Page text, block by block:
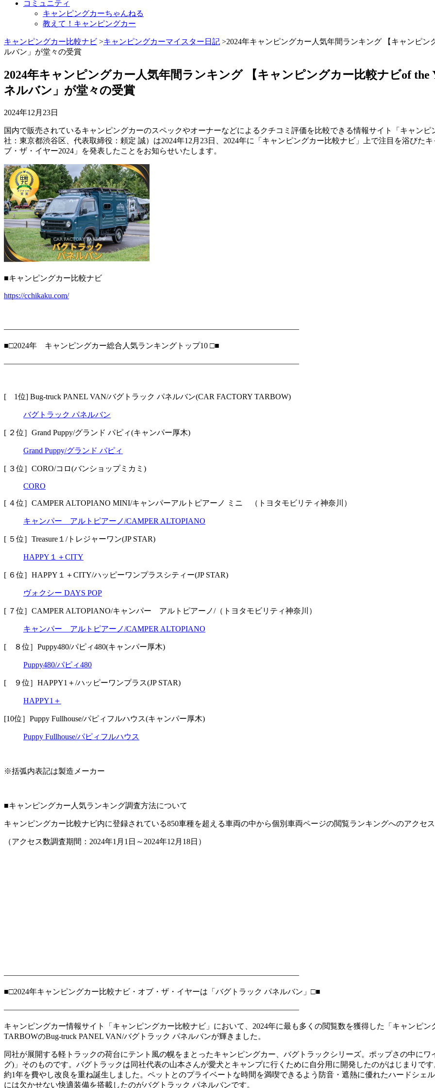
コミュニティ
キャンピングカーちゃんねる
教えて！キャンピングカー
キャンピングカー比較ナビ >キャンピングカーマイスター日記 >2024年キャンピングカー人気年間ランキング 【キャンピン
ルバン」が堂々の受賞
2024年キャンピングカー人気年間ランキング 【キャンピングカー比較ナビof the
ネルバン」が堂々の受賞
2024年12月23日
国内で販売されているキャンピングカーのスペックやオーナーなどによるクチコミ評価を比較できる情報サイト「キャン
社：東京都渋谷区、代表取締役：頼定 誠）は2024年12月23日、2024年に「キャンピングカー比較ナビ」上で注目を浴びた
ブ・ザ・イヤー2024」を発表したことをお知らせいたします。
■キャンピングカー比較ナビ
https://cchikaku.com/
――――――――――――――――――――――――――――――――――――――
■□2024年 キャンピングカー総合人気ランキングトップ10 □■
――――――――――――――――――――――――――――――――――――――
[ 1位] Bug-truck PANEL VAN/バグトラック パネルバン(CAR FACTORY TARBOW)
バグトラック パネルバン
[ ２位］Grand Puppy/グランド パピィ(キャンパー厚木)
Grand Puppy/グランド パピィ
[ ３位］CORO/コロ(バンショップミカミ)
CORO
[ ４位］CAMPER ALTOPIANO MINI/キャンパーアルトピアーノ ミニ （トヨタモビリティ神奈川）
キャンパー アルトピアーノ/CAMPER ALTOPIANO
[ ５位］Treasure１/トレジャーワン(JP STAR)
HAPPY１＋CITY
[ ６位］HAPPY１＋CITY/ハッピーワンプラスシティー(JP STAR)
ヴォクシー DAYS POP
[ ７位］CAMPER ALTOPIANO/キャンパー アルトピアーノ/（トヨタモビリティ神奈川）
キャンパー アルトピアーノ/CAMPER ALTOPIANO
[ ８位］Puppy480/パピィ480(キャンパー厚木)
Puppy480/パピィ480
[ ９位］HAPPY1＋/ハッピーワンプラス(JP STAR)
HAPPY1＋
[10位］Puppy Fullhouse/パピィフルハウス(キャンパー厚木)
Puppy Fullhouse/パピィフルハウス
※括弧内表記は製造メーカー
■キャンピングカー人気ランキング調査方法について
キャンピングカー比較ナビ内に登録されている850車種を超える車両の中から個別車両ページの閲覧ランキングへのアクセス
（アクセス数調査期間：2024年1月1日～2024年12月18日）
――――――――――――――――――――――――――――――――――――――
■□2024年キャンピングカー比較ナビ・オブ・ザ・イヤーは「バグトラック パネルバン」□■
――――――――――――――――――――――――――――――――――――――
キャンピングカー情報サイト「キャンピングカー比較ナビ」において、2024年に最も多くの閲覧数を獲得した「キャンピ
TARBOWのBug-truck PANEL VAN/バグトラック パネルバンが輝きました。
同社が展開する軽トラックの荷台にテント風の幌をまとったキャンピングカー、バグトラックシリーズ。ポップさの中に
グ)」そのものです。バグトラックは同社代表の山本さんが愛犬とキャンプに行くために自分用に開発したのがはじまりで
約1年を費やし改良を重ね誕生しました。ペットとのプライベートな時間を満喫できるよう防音・遮熱に優れたハードシェ
には欠かせない快適装備を搭載したのがバグトラック パネルバンです。